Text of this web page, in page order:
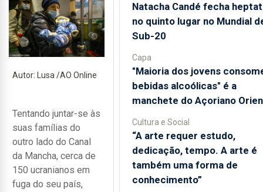
Autor: Lusa /AO Online
Tentando juntar-se às
suas famílias do
outro lado do Canal
da Mancha, cerca de
150 ucranianos em
fuga do seu país,
Natacha Candé fecha
no quinto lugar no Mundial
Sub-20
Capa
"Maioria dos jovens
bebidas alcoólicas" é a
manchete do Açoriano
Cultura e Social
“A arte requer estudo,
dedicação, tempo. A arte é
também uma forma de
conhecimento”